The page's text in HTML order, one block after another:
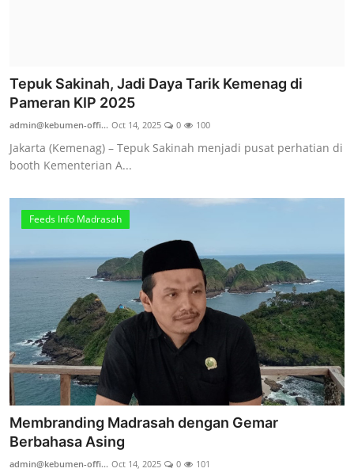
Tepuk Sakinah, Jadi Daya Tarik Kemenag di
Pameran KIP 2025
admin@kebumen-offi... Oct 14, 2025 0 100
Jakarta (Kemenag) – Tepuk Sakinah menjadi pusat perhatian di
booth Kementerian A...
Feeds Info Madrasah
Membranding Madrasah dengan Gemar
Berbahasa Asing
admin@kebumen-offi... Oct 14, 2025 0 101